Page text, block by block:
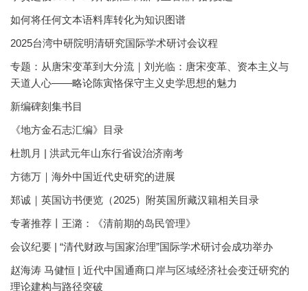
如何将任何文本语料库转化为知识图谱
2025台湾中研院明清研究国际学术研讨会议程
专题：从唐宋变革到大分流｜刘光临：唐宋变革、资本主义与
天道人心——略论陈寅恪保守主义史学思想的魅力
新编碑刻集书目
《地方金石志汇编》目录
杜凯月 | 洪武元年山东行省设治济南考
方徳万｜海外中国近代史研究的进展
郑诚｜英国访书便览（2025）附英国所藏汉籍相关目录
专著推荐丨王潞：《清前期的岛民管理》
会议纪要 | “清代财政与国家治理”国际学术研讨会成功举办
赵海涛 马健恒 | 近代中国通商口岸与区域经济社会变迁研究的
理论建构与路径突破